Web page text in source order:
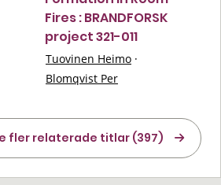
Fires : BRANDFORSK
project 321-011
Tuovinen Heimo ·
Blomqvist Per
fler relaterade titlar (397)